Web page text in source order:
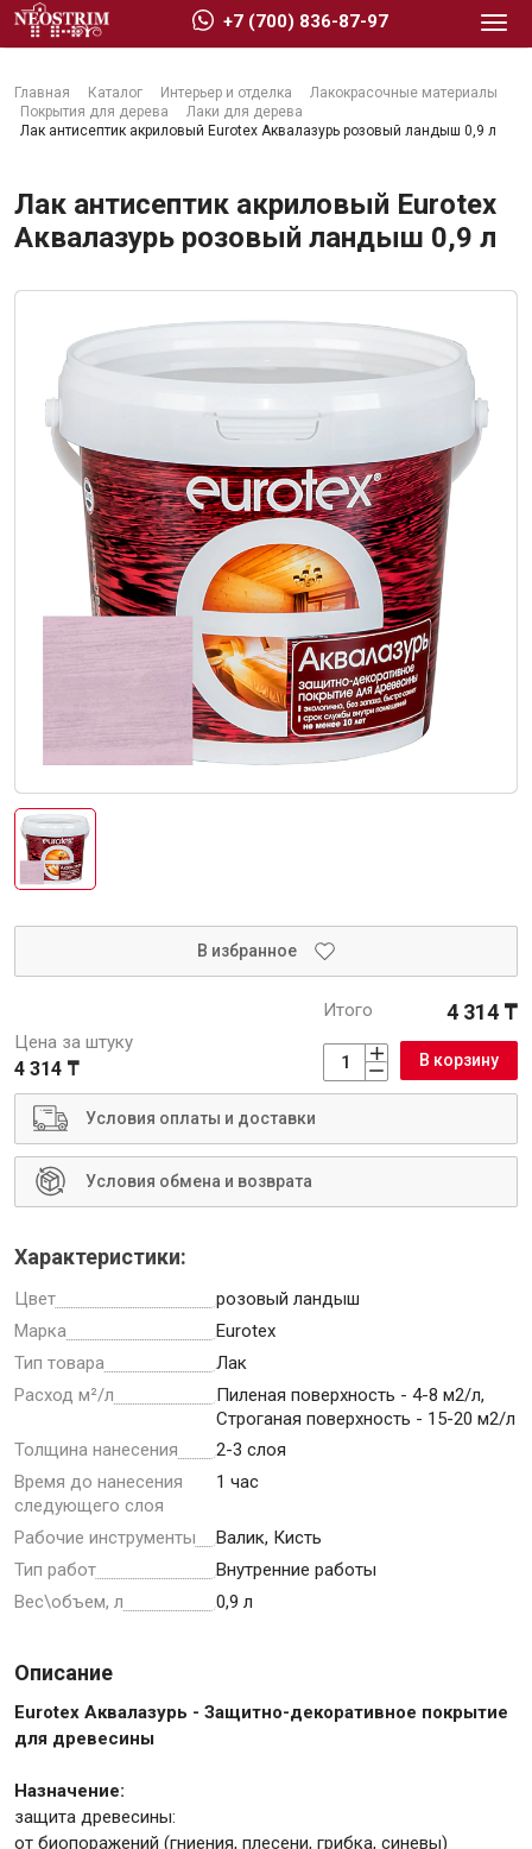
Главная Каталог Интерьер и отделка
Лакокрасочные материалы
Покрытия для дерева
Лаки для дерева
Лак антисептик акриловый Eurotex Аквалазурь розовый ландыш 0,9 л
Лак антисептик акриловый Eurotex
Аквалазурь розовый ландыш 0,9 л
В избранное
Цена за штуку
4 314 ₸
Итого 4 314 ₸
В корзину
Условия оплаты и доставки
Условия обмена и возврата
Характеристики:
Цвет
розовый ландыш
Марка
Eurotex
Тип товара
Лак
Расход м²/л
Пиленая поверхность - 4-8 м2/л,
Строганая поверхность - 15-20 м2/л
Толщина нанесения
2-3 слоя
Время до нанесения
следующего слоя
1 час
Рабочие инструменты
Валик, Кисть
Тип работ
Внутренние работы
Вес\объем, л
0,9 л
Описание
Eurotex Аквалазурь - Защитно-декоративное покрытие
для древесины
Назначение:
защита древесины:
от биопоражений (гниения, плесени, грибка, синевы)
+7 (700) 836-87-97
Стройматериалы
Сухие строительные смеси
Гидроизоляция
Изоляционные материалы
Кровельные материалы
Ещё 2
Интерьер и отделка
Лакокрасочные материалы
Герметики
Клеи, жидкие гвозди
Водоснабжение и водоотведение
Электро-оборудование
Инструменты
Малярный инструмент
Специализированный инструмент
Пистолеты для ремонта
Инструмент для штукатурно-отделочных работ
Ещё 2
Сантехника
Анкеры